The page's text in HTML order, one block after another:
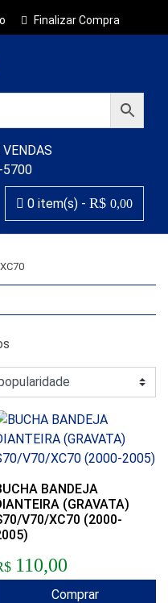
Finalizar Compra
5700
0 item(s) - R$ 0,00
BANDEJA
(GRAVATA)
V70/XC70 (2000-
110,00
Comprar